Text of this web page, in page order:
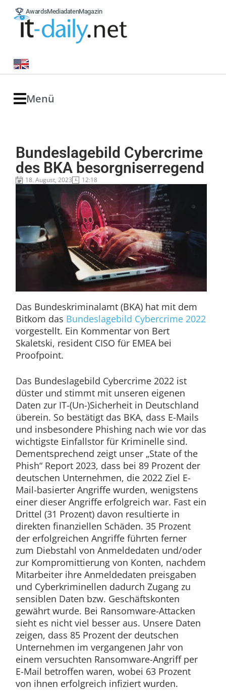
AwardsMediadatenMagazin
Menü
Bundeslagebild Cybercrime
des BKA besorgniserregend
18. August, 2023 12:18
Das Bundeskriminalamt (BKA) hat mit dem
Bitkom das Bundeslagebild Cybercrime 2022
vorgestellt. Ein Kommentar von Bert
Skaletski, resident CISO für EMEA bei
Proofpoint.
Das Bundeslagebild Cybercrime 2022 ist
düster und stimmt mit unseren eigenen
Daten zur IT-(Un-)Sicherheit in Deutschland
überein. So bestätigt das BKA, dass E-Mails
und insbesondere Phishing nach wie vor das
wichtigste Einfallstor für Kriminelle sind.
Dementsprechend zeigt unser „State of the
Phish“ Report 2023, dass bei 89 Prozent der
deutschen Unternehmen, die 2022 Ziel E-
Mail-basierter Angriffe wurden, wenigstens
einer dieser Angriffe erfolgreich war. Fast ein
Drittel (31 Prozent) davon resultierte in
direkten finanziellen Schäden. 35 Prozent
der erfolgreichen Angriffe führten ferner
zum Diebstahl von Anmeldedaten und/oder
zur Kompromittierung von Konten, nachdem
Mitarbeiter ihre Anmeldedaten preisgaben
und Cyberkriminellen dadurch Zugang zu
sensiblen Daten bzw. Geschäftskonten
gewährt wurde. Bei Ransomware-Attacken
sieht es nicht viel besser aus. Unsere Daten
zeigen, dass 85 Prozent der deutschen
Unternehmen im vergangenen Jahr von
einem versuchten Ransomware-Angriff per
E-Mail betroffen waren, wobei 63 Prozent
von ihnen erfolgreich infiziert wurden.